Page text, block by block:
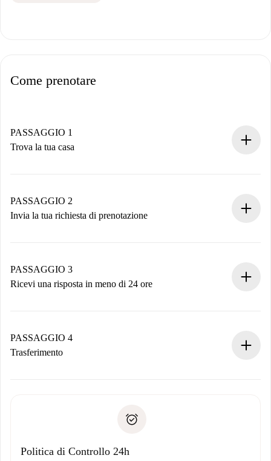
Come prenotare
PASSAGGIO 1
Trova la tua casa
Hai tutte le informazioni necessarie in anticipo.
PASSAGGIO 2
Invia la tua richiesta di prenotazione
non accetta.
PASSAGGIO 3
Ricevi una risposta in meno di 24 ore
contatto con il proprietario.
Se rifiutata: non ti addebiteremo nulla e ti proporremo
Domiciliazione del pagamento
PASSAGGIO 4
Trasferimento
solo se non segnali problemi.
Politica di Controllo 24h